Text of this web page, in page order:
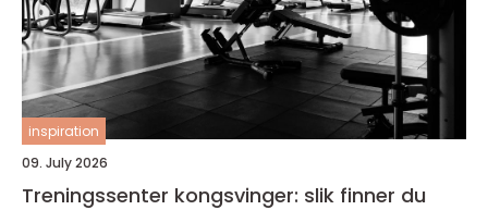
inspiration
09. July 2026
Treningssenter kongsvinger: slik finner du